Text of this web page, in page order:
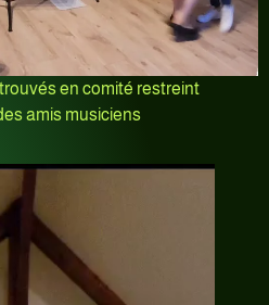
en comité restreint
amis musiciens